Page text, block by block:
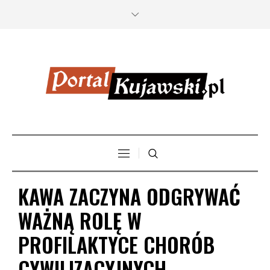
KAWA ZACZYNA ODGRYWAĆ
WAŻNĄ ROLĘ W
PROFILAKTYCE CHORÓB